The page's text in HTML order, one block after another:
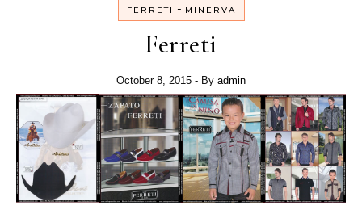
FERRETI - MINERVA
Ferreti
October 8, 2015 - By admin